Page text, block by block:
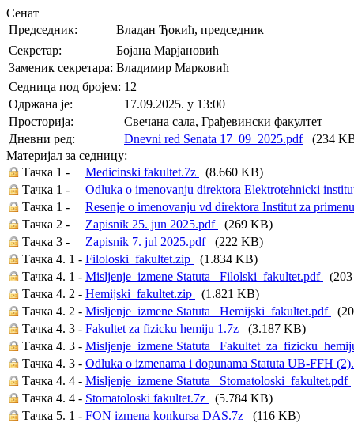
Сенат
Председник:
Владан Ђокић, председник
Секретар:
Бојана Марјановић
Заменик секретара: Владимир Марковић
Седница под бројем: 12
Oдржана je:
17.09.2025. у 13:00
Просторија:
Свечана сала, Грађевински факултет
Дневни ред:
Dnevni red Senata 17_09_2025.pdf(234
Материјал за седницу:
Тачка 1 -
Medicinski fakultet.7z
(8.660 KB)
Тачка 1 -
Odluka o imenovanju direktora Elektrotehnicki
Тачка 1 -
Resenje o imenovanju vd direktora Institut za
Тачка 2 -
Zapisnik 25. jun 2025.pdf
(269 KB)
Тачка 3 -
Zapisnik 7. jul 2025.pdf
(222 KB)
Тачка 4. 1 - Filoloski_fakultet.zip
(1.834 KB)
Тачка 4. 1 - Misljenje_izmene Statuta_ Filolski_fakultet.pdf
Тачка 4. 2 - Hemijski_fakultet.zip
(1.821 KB)
Тачка 4. 2 - Misljenje_izmene Statuta_ Hemijski_fakultet.pdf
Тачка 4. 3 - Fakultet za fizicku hemiju 1.7z
(3.187 KB)
Тачка 4. 3 - Misljenje_izmene Statuta_
Тачка 4. 3 - Odluka o izmenama i dopunama Statuta UB-FFH
Тачка 4. 4 - Misljenje_izmene Statuta_ Stomatoloski_fakultet.pdf
Тачка 4. 4 - Stomatoloski fakultet.7z
(5.784 KB)
Тачка 5. 1 - FON izmena konkursa DAS.7z
(116 KB)